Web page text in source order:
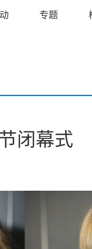
专题
闭幕式